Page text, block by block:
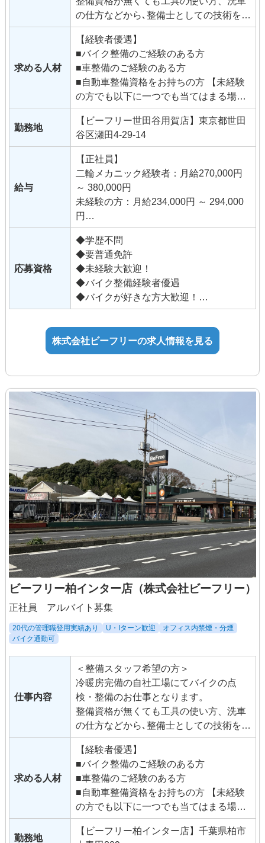
の仕方などから､整備士としての技術をイ
チから学んでみませんか？ ＜販売スタッ
フ希望の方＞
店内での接客を中心にバイクの販売、保
険業務他、整備以外のバイクショップの
仕事全般となります。
販売ノルマはありません。
販売経験が無くても来店される方はみん
なバイク好きなので話が弾みます。
当社は国内外問わず､豊富な車種を扱って
います｡
レアなバイクに出会えると店内の温度が
一気にあがる､そんなバイク好きが集まっ
ている会社です｡
求める人材
【経験者優遇】
■バイク整備のご経験のある方
■車整備のご経験のある方
■自動車整備資格をお持ちの方 【未経験
の方でも以下に一つでも当てはまる場合
はぜひご応募ください！】
■バイク大好き！
■バイクが好きな人が好き！
■いろいろなバイクに触れたい！
■まだバイクの免許を持っていないが、
とにかくバイク大好き！ 二輪運転免許を
持っていない方でもやる気があれば大丈
夫です。
題ありません。
バイクの知識が無くても販売には自身が
あるなど、他業種からの転職も歓迎しま
す。
勤務地
【ビーフリー世田谷用賀店】東京都世田
谷区瀬田4-29-14
給与
【正社員】
二輪メカニック経験者：月給270,000円
～ 380,000円
未経験の方：月給234,000円 ～ 294,000
円
※固定残業代（39,000円 〜 70,000円/28
時間）を含む
時間外労働の有無にかかわらず、固定
残業代として支給し、
28時間を超える時間外労働は追加で支
給。
■手当
技能手当・資格手当
◆試用期間あり：3ヶ月（同条件）
【アルバイト・パート】
時給1,250円～
応募資格
◆学歴不問
◆要普通免許
◆未経験大歓迎！
◆バイク整備経験者優遇
◆バイクが好きな方大歓迎！
未経験の方：年齢制限あり（32歳以下）
年齢制限該当事由：キャリ
ア形成
年齢制限の理由：長期勤続
株式会社ビーフリーの求人情報を見る
ビーフリー柏インター店（株式会社ビーフリー）
正社員 アルバイト募集
20代の管理職登用実績あり U・Iターン歓迎
オフィス内禁煙・分煙
バイク通勤可
仕事内容
＜整備スタッフ希望の方＞
冷暖房完備の自社工場にてバイクの点
検・整備のお仕事となります。
整備資格が無くても工具の使い方、洗車
の仕方などから､整備士としての技術をイ
チから学んでみませんか？ ＜販売スタッ
フ希望の方＞
店内での接客を中心にバイクの販売、保
険業務他、整備以外のバイクショップの
仕事全般となります。
販売ノルマはありません。
販売経験が無くても来店される方はみん
なバイク好きなので話が弾みます。
求める人材
【経験者優遇】
■バイク整備のご経験のある方
■車整備のご経験のある方
■自動車整備資格をお持ちの方 【未経験
の方でも以下に一つでも当てはまる場合
はぜひご応募ください！】
■バイク大好き！
勤務地
【ビーフリー柏インター店】千葉県柏市